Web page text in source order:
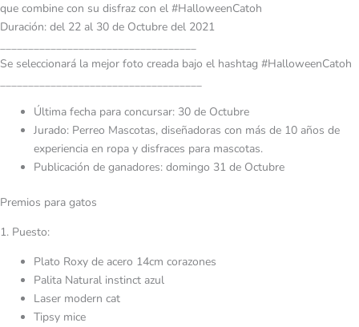
que combine con su disfraz con el #HalloweenCatoh
Duración: del 22 al 30 de Octubre del 2021
___________________________________
Se seleccionará la mejor foto creada bajo el hashtag #HalloweenCatoh
____________________________________
Última fecha para concursar: 30 de Octubre
Jurado: Perreo Mascotas, diseñadoras con más de 10 años de
experiencia en ropa y disfraces para mascotas.
Publicación de ganadores: domingo 31 de Octubre
Premios para gatos
1. Puesto:
Plato Roxy de acero 14cm corazones
Palita Natural instinct azul
Laser modern cat
Tipsy mice